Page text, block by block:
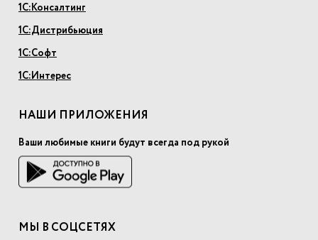
1С:Консалтинг
1С:Дистрибьюция
1С:Софт
1С:Интерес
НАШИ ПРИЛОЖЕНИЯ
Ваши любимые книги будут всегда под рукой
МЫ В СОЦСЕТЯХ